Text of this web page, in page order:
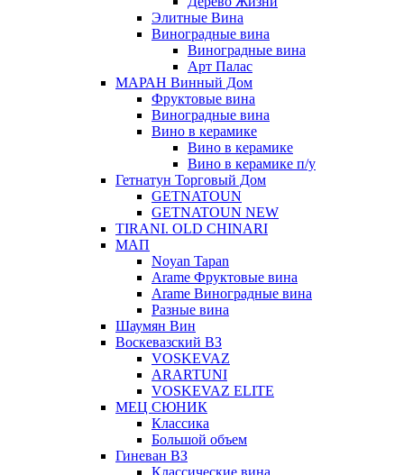
Элитные Вина
Виноградные вина
Виноградные вина
Арт Палас
МАРАН Винный Дом
Фруктовые вина
Виноградные вина
Вино в керамике
Вино в керамике
Вино в керамике п/у
Гетнатун Торговый Дом
GETNATOUN
GETNATOUN NEW
TIRANI. OLD CHINARI
МАП
Noyan Tapan
Arame Фруктовые вина
Arame Виноградные вина
Разные вина
Шаумян Вин
Воскевазский ВЗ
VOSKEVAZ
ARARTUNI
VOSKEVAZ ELITE
МЕЦ СЮНИК
Классика
Большой объем
Гиневан ВЗ
Классические вина